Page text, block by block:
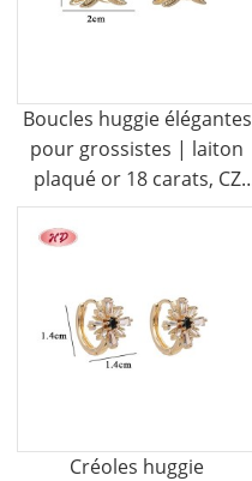
Boucles huggie élégantes
pour grossistes | laiton
plaqué or 18 carats, CZ
AAA
Créoles huggie